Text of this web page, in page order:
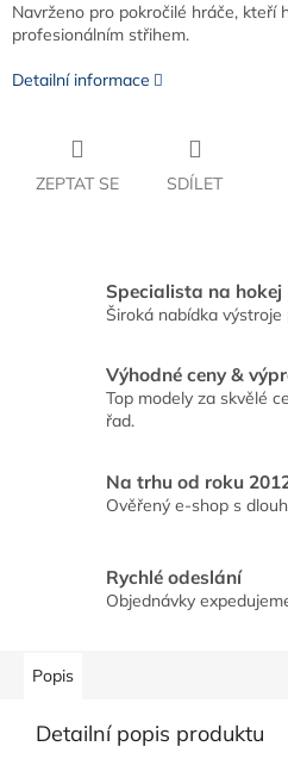
Navrženo pro pokročilé hráče, kteří
profesionálním střihem.
Detailní informace
ZEPTAT SE SDÍLET
Specialista na hokej
Široká nabídka
Výhodné ceny &
Top modely za skvělé
řad.
Na trhu od roku
Ověřený e-shop s
Rychlé odeslání
Objednávky
Popis
Detailní popis produktu